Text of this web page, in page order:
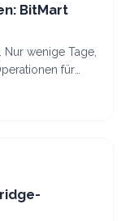
BitMart
wenige Tage,
für
zieht nun die